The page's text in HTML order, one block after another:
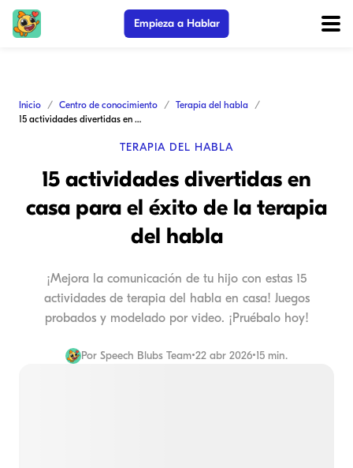
Empieza a Hablar
Inicio Centro de conocimiento
Terapia del habla
15 actividades divertidas en casa para el éxito de la terapia del habla
TERAPIA DEL HABLA
15 actividades divertidas en
casa para el éxito de la terapia
del habla
¡Mejora la comunicación de tu hijo con estas 15
actividades de terapia del habla en casa! Juegos
probados y modelado por video. ¡Pruébalo hoy!
Por Speech Blubs Team•22 abr 2026•15 min.